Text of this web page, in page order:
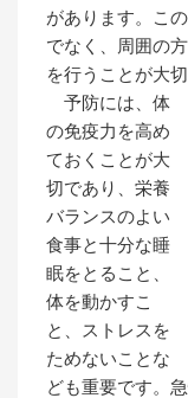
があります。こ
でなく、周囲の
を行うことが大
予防には、体
の免疫力を高め
ておくことが大
切であり、栄養
バランスのよい
食事と十分な睡
眠をとること、
体を動かすこ
と、ストレスを
ためないことな
ども重要です。